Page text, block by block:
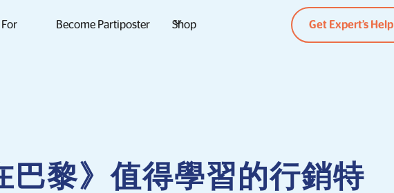
Become Partiposter Shop Get Expert’s Help
巴黎》值得學習的行銷特